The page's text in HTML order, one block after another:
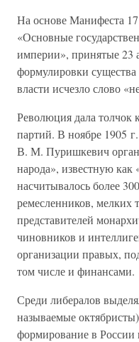
На основе Манифеста
«Основные
империи», принятые 23
формулировки
власти исчезло слово
Революция дала
партий. В ноябре 1905
В. М. Пуришкевич
народа», известную как
насчитывалось более
ремесленников, мелких
представителей
чиновников и
организации правых,
том числе и финансами.
Среди либералов
называемые
формирование в